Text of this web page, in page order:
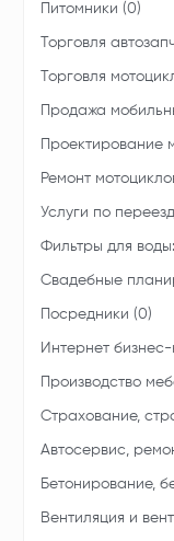
Питомники (0)
Торговля
Торговля
Продажа
Проектирование
Ремонт
Услуги по
Фильтры для
Свадебные
Посредники (0)
Интернет бизнес-
Производство
Страхование,
Автосервис,
Бетонирование,
Вентиляция и